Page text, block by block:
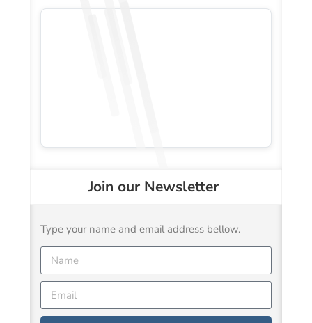
Join our Newsletter
Type your name and email address bellow.